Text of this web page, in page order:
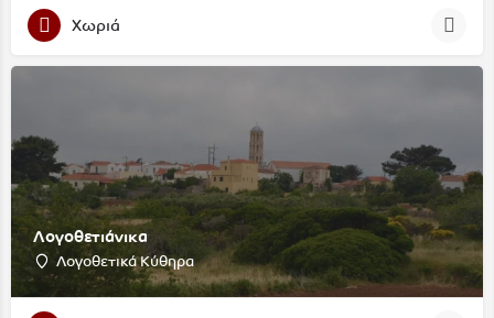
Χωριά
Λογοθετιάνικα
Λογοθετικά Κύθηρα